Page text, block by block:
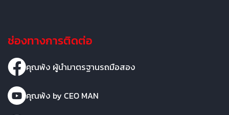
ช่องทางการติดต่อ
คุณพ้ง ผู้นำมาตรฐานรถมือสอง
คุณพ้ง by CEO MAN